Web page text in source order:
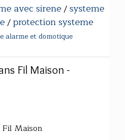
avec sirene/systeme
/protection systeme
alarme et domotique
Fil Maison -
Fil Maison